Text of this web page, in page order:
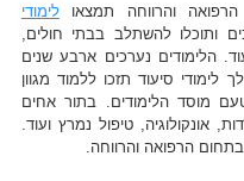
והרווחה תמצאולימודי
ותוכלו להשתלב בבתי חולים,
הלימודים נערכים ארבע שנים
לימודי סיעוד תזכו ללמוד מגוון
מוסד הלימודים. בתור אחים
אונקולוגיה, טיפול נמרץ ועוד.
בתחום הרפואה והרווחה.